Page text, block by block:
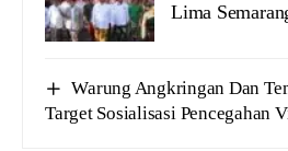
Lima
Warung Angkringan Dan
Target Sosialisasi Pencegahan